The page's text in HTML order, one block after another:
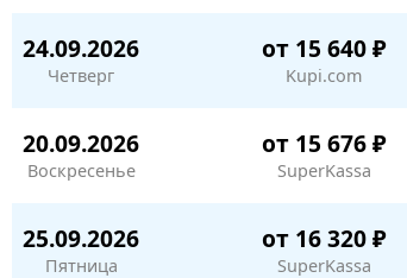
24.09.2026
Четверг
от 15 640 ₽
Kupi.com
20.09.2026
Воскресенье
от 15 676 ₽
SuperKassa
25.09.2026
Пятница
от 16 320 ₽
SuperKassa